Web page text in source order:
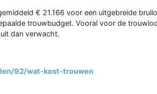
€ 21.166 voor een uitgebreide
trouwbudget. Vooral voor de
dan verwacht.
92/wat-kost-trouwen